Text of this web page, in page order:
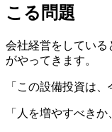
こる問題
会社経営をしている
がやってきます。
「この設備投資は、
「人を増やすべきか